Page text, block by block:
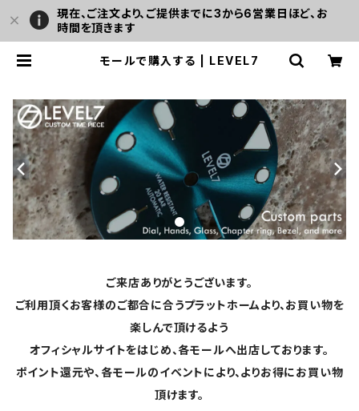
現在、ご注文より、ご提供までに3から6営業日ほど、お
時間を頂きます
モールで購入する | LEVEL7
ご来店ありがとうございます。
ご利用頂くお客様のご都合に合うプラットホームより、お買い物を
楽しんで頂けるよう
オフィシャルサイトをはじめ、各モールへ出店しております。
ポイント還元や、各モールのイベントにより、よりお得にお買い物
頂けます。